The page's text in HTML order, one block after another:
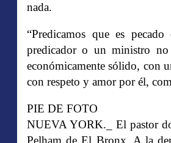
nada.
“Predicamos que es
predicador o un ministro no
económicamente sólido, con
con respeto y amor por él,
PIE DE FOTO
NUEVA YORK._ El pastor
Pelham de El Bronx. A la